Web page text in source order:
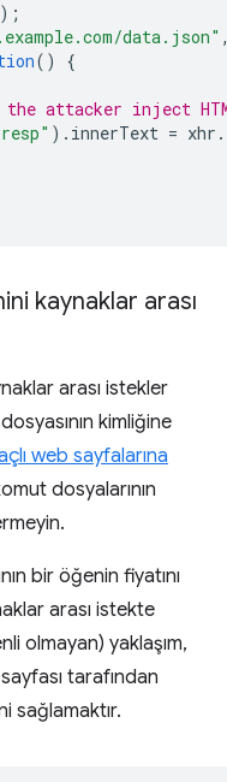
data.json"
()
{
attacker inject
). innerText = xhr .
kaynaklar arası
arası istekler
kimliğine
web sayfalarına
dosyalarının
bir öğenin fiyatını
arası istekte
olmayan) yaklaşım,
tarafından
sağlamaktır.